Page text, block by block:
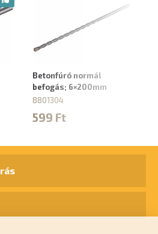
Betonfúró normál
befogás; 6×200mm
8801304
599 Ft